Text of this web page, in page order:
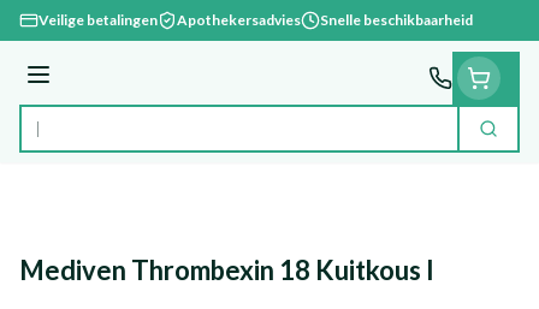
Ga naar de inhoud
Veilige betalingen Apothekersadvies Snelle beschikbaarheid
Menu
Product, merk, categorie... Zoek
Mediven Thrombexin 18 Kuitkous l